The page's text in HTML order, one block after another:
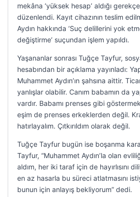
mekâna ‘yüksek hesap’ aldığı
düzenlendi. Kayıt cihazının teslim
Aydın hakkında ‘Suç delillerini yok
değiştirme’ suçundan işlem yapıldı.
Yaşananlar sonrası Tuğçe Tayfur,
hesabından bir açıklama yayınladı:
Muhammet Aydın’ın şahsına aittir.
yanlışlar olabilir. Canım babamın da
vardır. Babamı prenses gibi
eşim de prenses erkeklerden değil.
hatırlayalım. Çıtkırıldım olarak değil.
Tuğçe Tayfur bugün ise boşanma
Tayfur, “Muhammet Aydın’la olan
aldım, her iki taraf için de hayırlısını
en az hasarla bu süreci atlatmasını
bunun için anlayış bekliyorum” dedi.